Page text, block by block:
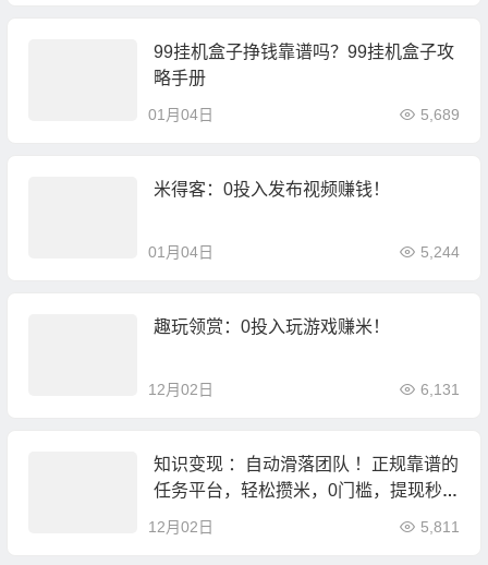
99挂机盒子挣钱靠谱吗？99挂机盒子攻
略手册
01月04日 5,689
米得客：0投入发布视频赚钱！
01月04日 5,244
趣玩领赏：0投入玩游戏赚米！
12月02日 6,131
知识变现 ：自动滑落团队 ！正规靠谱的
任务平台，轻松攒米，0门槛，提现秒到
！
12月02日 5,811